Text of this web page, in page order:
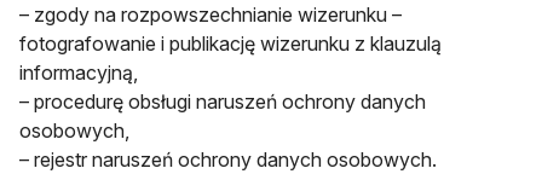
– zgody na rozpowszechnianie wizerunku –
fotografowanie i publikację wizerunku z klauzulą
informacyjną,
– procedurę obsługi naruszeń ochrony danych
osobowych,
– rejestr naruszeń ochrony danych osobowych.